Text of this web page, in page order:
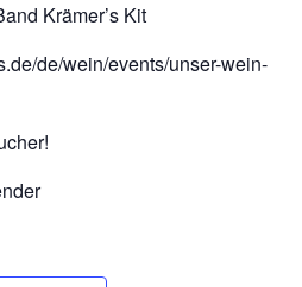
Krämer’s Kit
de/wein/events/unser-wein-